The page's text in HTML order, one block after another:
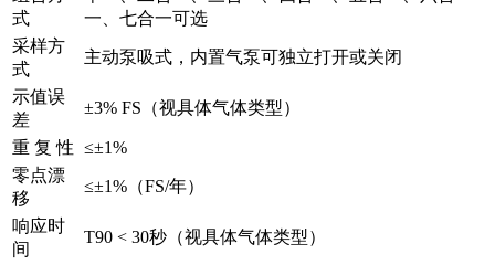
式
一、七合一可选
采样方
式
主动泵吸式，内置气泵可独立打开或关闭
示值误
差
±3% FS（视具体气体类型）
重 复 性 ≤±1%
零点漂
移
≤±1%（FS/年）
响应时
间
T90 < 30秒（视具体气体类型）